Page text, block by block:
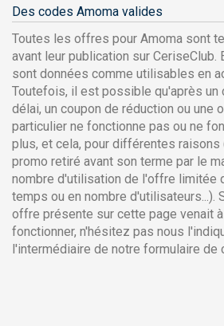
Des codes Amoma valides
Toutes les offres pour Amoma sont
avant leur publication sur CeriseClub.
sont données comme utilisables en
Toutefois, il est possible qu'après un
délai, un coupon de réduction ou une
particulier ne fonctionne pas ou ne
plus, et cela, pour différentes raisons
promo retiré avant son terme par le
nombre d'utilisation de l'offre limitée
temps ou en nombre d'utilisateurs...).
offre présente sur cette page venait
fonctionner, n'hésitez pas nous
l'intermédiaire de notre formulaire de